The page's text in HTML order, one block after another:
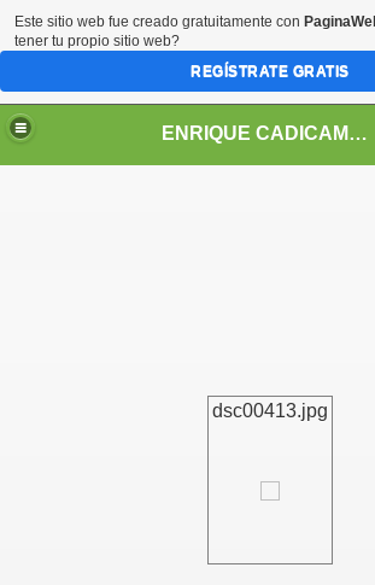
ENRIQUE CADICAMO: VIDA Y OBRA
dsc00413.jpg
Este sitio web fue creado gratuitamente con
tener tu propio sitio web?
REGÍSTRATE GRATIS